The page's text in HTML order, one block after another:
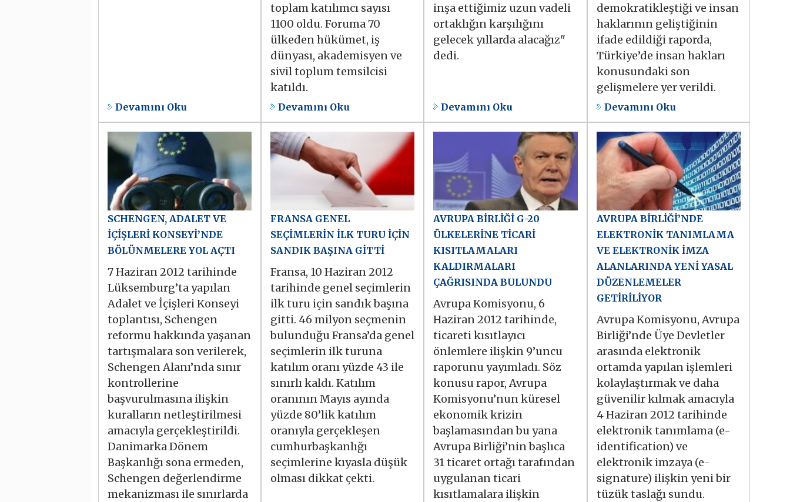
Devamını Oku
toplam katılımcı sayısı
1100 oldu. Foruma 70
ülkeden hükümet, iş
dünyası, akademisyen ve
sivil toplum temsilcisi
katıldı.
Devamını Oku
inşa ettiğimiz uzun vadeli
ortaklığın karşılığını
gelecek yıllarda alacağız"
dedi.
Devamını Oku
demokratikleştiği ve insan
haklarının geliştiğinin
ifade edildiği raporda,
Türkiye’de insan hakları
konusundaki son
gelişmelere yer verildi.
Devamını Oku
SCHENGEN, ADALET VE
İÇİŞLERİ KONSEYİ’NDE
BÖLÜNMELERE YOL AÇTI
7 Haziran 2012 tarihinde
Lüksemburg’ta yapılan
Adalet ve İçişleri Konseyi
toplantısı, Schengen
reformu hakkında yaşanan
tartışmalara son verilerek,
Schengen Alanı’nda sınır
kontrollerine
başvurulmasına ilişkin
kuralların netleştirilmesi
amacıyla gerçekleştirildi.
Danimarka Dönem
Başkanlığı sona ermeden,
Schengen değerlendirme
mekanizması ile sınırlarda
FRANSA GENEL
SEÇİMLERİN İLK TURU İÇİN
SANDIK BAŞINA GİTTİ
Fransa, 10 Haziran 2012
tarihinde genel seçimlerin
ilk turu için sandık başına
gitti. 46 milyon seçmenin
bulunduğu Fransa’da genel
seçimlerin ilk turuna
katılım oranı yüzde 43 ile
sınırlı kaldı. Katılım
oranının Mayıs ayında
yüzde 80’lik katılım
oranıyla gerçekleşen
cumhurbaşkanlığı
seçimlerine kıyasla düşük
olması dikkat çekti.
AVRUPA BİRLİĞİ G-20
ÜLKELERİNE TİCARİ
KISITLAMALARI
KALDIRMALARI
ÇAĞRISINDA BULUNDU
Avrupa Komisyonu, 6
Haziran 2012 tarihinde,
ticareti kısıtlayıcı
önlemlere ilişkin 9’uncu
raporunu yayımladı. Söz
konusu rapor, Avrupa
Komisyonu’nun küresel
ekonomik krizin
başlamasından bu yana
Avrupa Birliği’nin başlıca
31 ticaret ortağı tarafından
uygulanan ticari
kısıtlamalara ilişkin
AVRUPA BİRLİĞİ’NDE
ELEKTRONİK TANIMLAMA
VE ELEKTRONİK İMZA
ALANLARINDA YENİ YASAL
DÜZENLEMELER
GETİRİLİYOR
Avrupa Komisyonu, Avrupa
Birliği’nde Üye Devletler
arasında elektronik
ortamda yapılan işlemleri
kolaylaştırmak ve daha
güvenilir kılmak amacıyla
4 Haziran 2012 tarihinde
elektronik tanımlama (e-
identification) ve
elektronik imzaya (e-
signature) ilişkin yeni bir
tüzük taslağı sundu.